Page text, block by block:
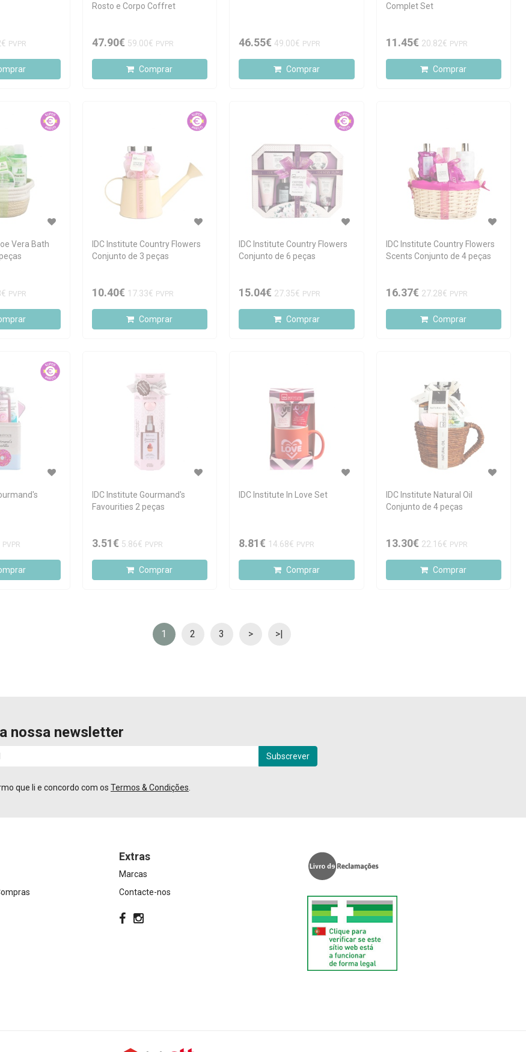
PVPR
Rosto e Corpo Coffret
47.90€ 59.00€ PVPR
Comprar
46.55€ 49.00€ PVPR
Comprar
Complet Set
11.45€ 20.82€ PVPR
Comprar
Vera Bath
PVPR
IDC Institute Country Flowers
Conjunto de 3 peças
10.40€ 17.33€ PVPR
Comprar
IDC Institute Country Flowers
Conjunto de 6 peças
15.04€ 27.35€ PVPR
Comprar
IDC Institute Country Flowers
Scents Conjunto de 4 peças
16.37€ 27.28€ PVPR
Comprar
PVPR
IDC Institute Gourmand's
Favourities 2 peças
3.51€ 5.86€ PVPR
Comprar
IDC Institute In Love Set
8.81€ 14.68€ PVPR
Comprar
IDC Institute Natural Oil
Conjunto de 4 peças
13.30€ 22.16€ PVPR
Comprar
1 2 3 > >|
nossa newsletter
Subscrever
que li e concordo com os Termos & Condições
Extras
Marcas
Contacte-nos